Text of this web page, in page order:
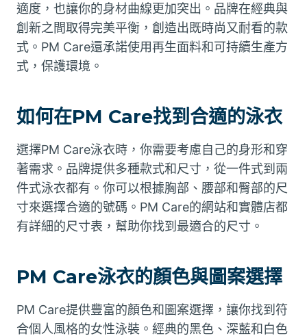
適度，也讓你的身材曲線更加突出。品牌在經典與
創新之間取得完美平衡，創造出既時尚又耐看的款
式。PM Care還承諾使用再生面料和可持續生產方
式，保護環境。
如何在PM Care找到合適的泳衣
選擇PM Care泳衣時，你需要考慮自己的身形和穿
著需求。品牌提供多種款式和尺寸，從一件式到兩
件式泳衣都有。你可以根據胸部、腰部和臀部的尺
寸來選擇合適的號碼。PM Care的網站和實體店都
有詳細的尺寸表，幫助你找到最適合的尺寸。
PM Care泳衣的顏色與圖案選擇
PM Care提供豐富的顏色和圖案選擇，讓你找到符
合個人風格的女性泳裝。經典的黑色、深藍和白色